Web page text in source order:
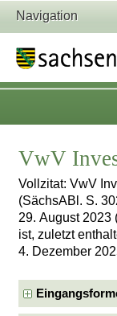
Navigation
VwV
Vollzitat: VwV
(SächsABl. S.
29. August 2023
ist, zuletzt
4. Dezember